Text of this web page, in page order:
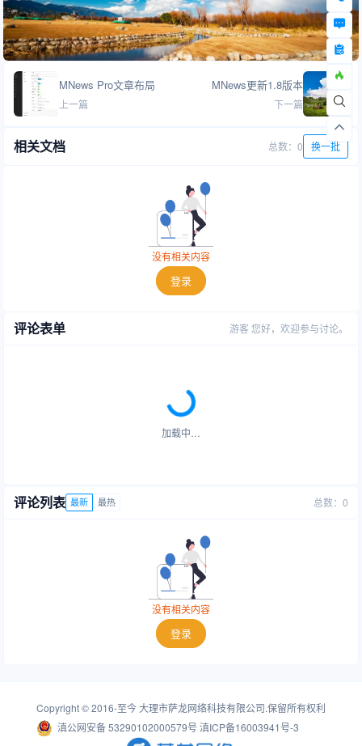
MNews Pro文章布局
上一篇
MNews更新1.8版本
下一篇
相关文档 总数：0 换一批
没有相关内容
登录
评论表单 游客 您好，欢迎参与讨论。
加载中…
评论列表 最新 最热 总数：0
没有相关内容
登录
Copyright © 2016-至今大理市萨龙网络科技有限公司.保留所有权利
滇公网安备 53290102000579号 滇ICP备16003941号-3